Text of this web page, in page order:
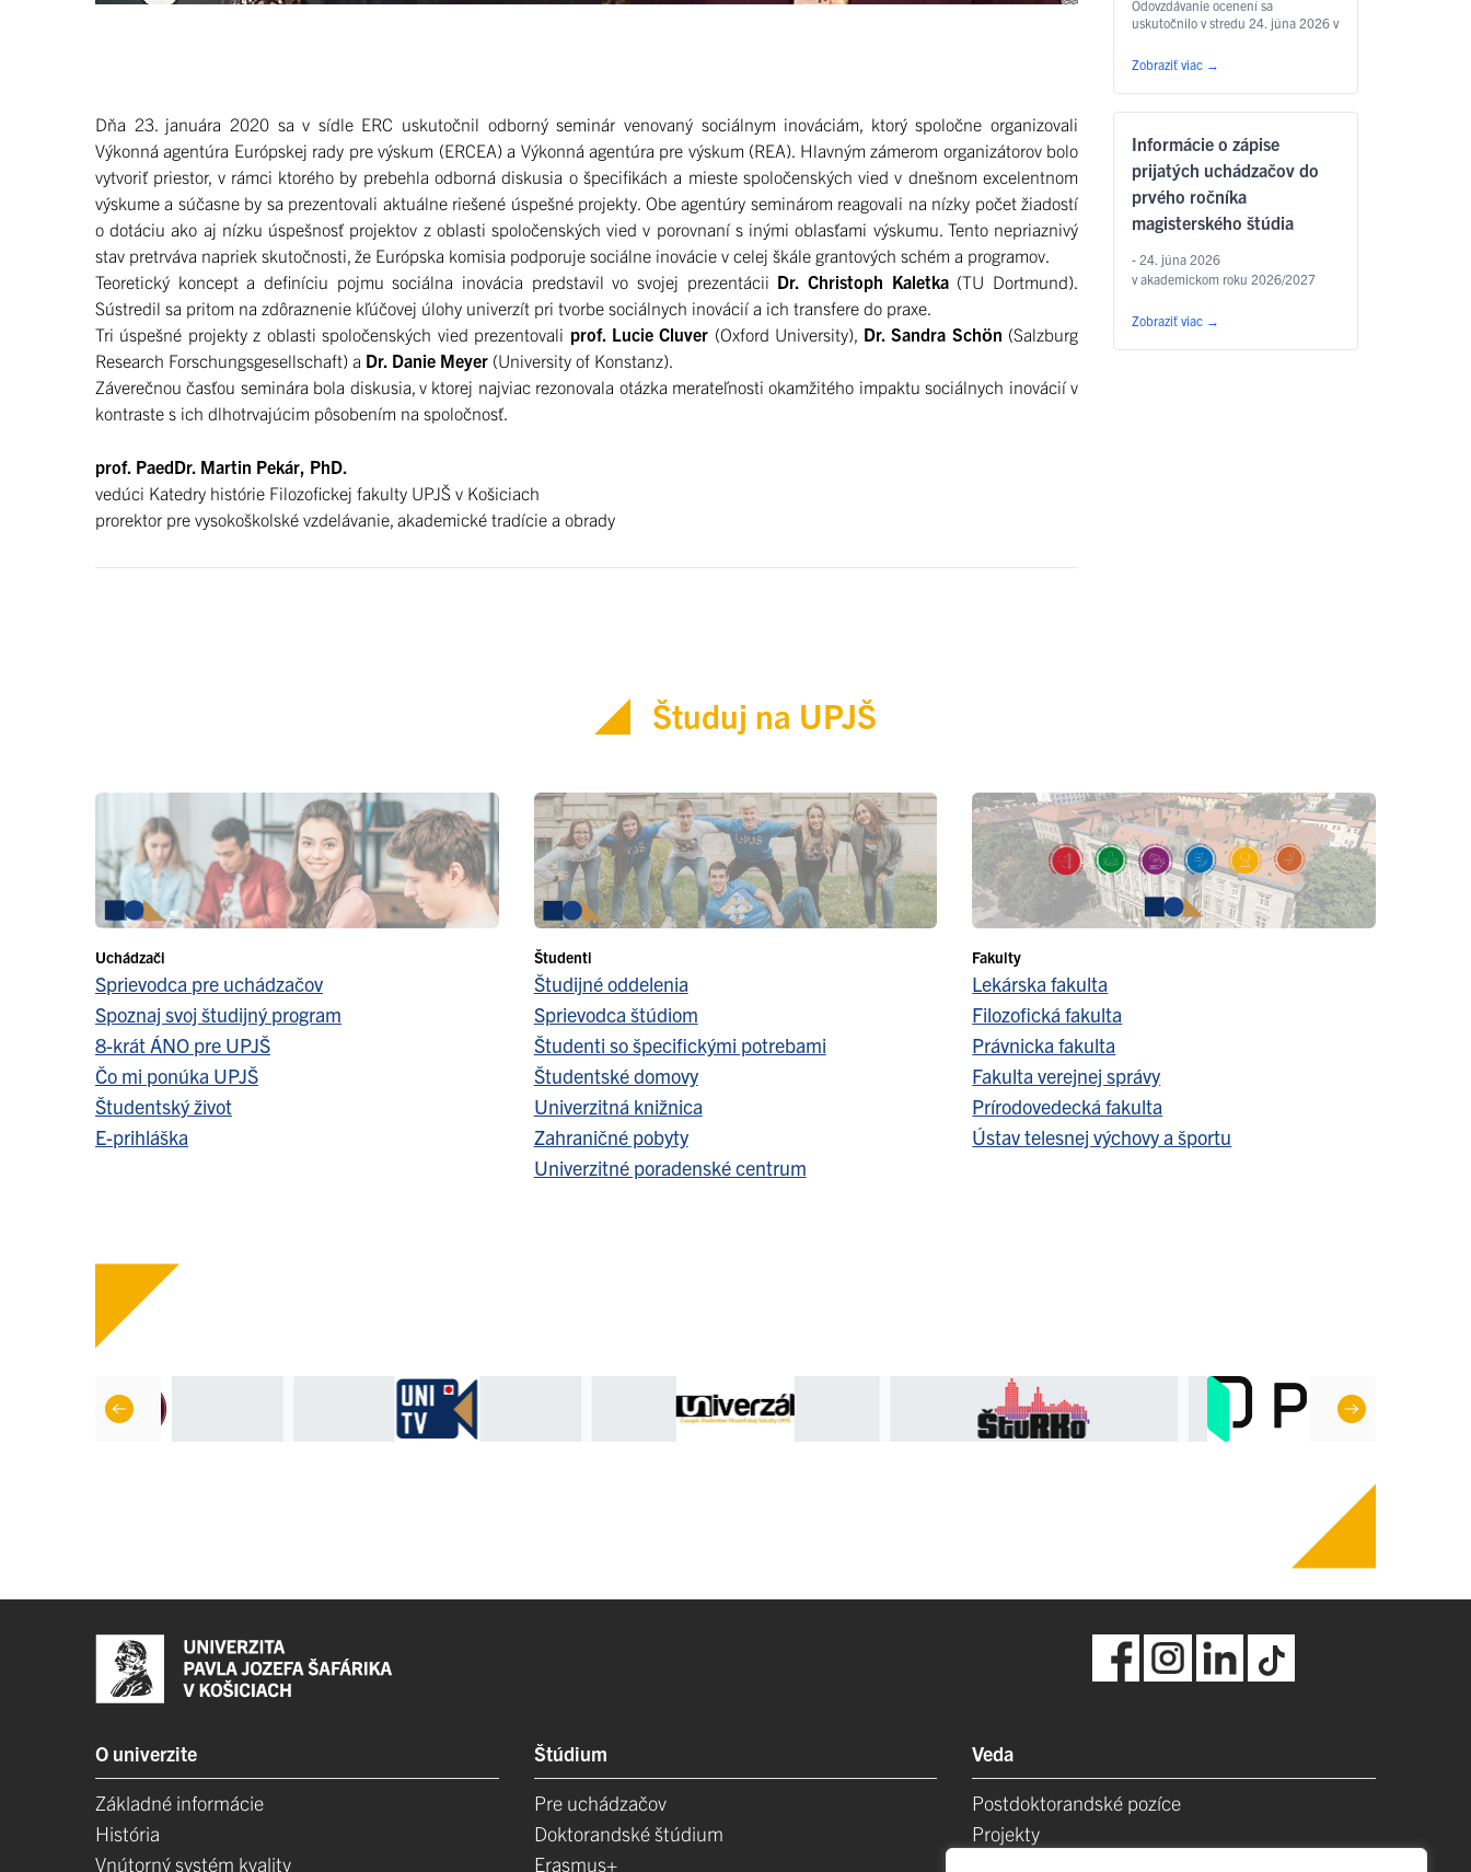
Dňa 23. januára 2020 sa v sídle ERC uskutočnil odborný seminár venovaný sociálnym inováciám, ktorý spoločne organizovali
Výkonná agentúra Európskej rady pre výskum (ERCEA) a Výkonná agentúra pre výskum (REA). Hlavným zámerom organizátorov bolo
vytvoriť priestor, v rámci ktorého by prebehla odborná diskusia o špecifikách a mieste spoločenských vied v dnešnom excelentnom
výskume a súčasne by sa prezentovali aktuálne riešené úspešné projekty. Obe agentúry seminárom reagovali na nízky počet žiadostí
o dotáciu ako aj nízku úspešnosť projektov z oblasti spoločenských vied v porovnaní s inými oblasťami výskumu. Tento nepriaznivý
stav pretrváva napriek skutočnosti, že Európska komisia podporuje sociálne inovácie v celej škále grantových schém a programov.
Teoretický koncept a definíciu pojmu sociálna inovácia predstavil vo svojej prezentácii Dr. Christoph Kaletka(TU Dortmund).
Sústredil sa pritom na zdôraznenie kľúčovej úlohy univerzít pri tvorbe sociálnych inovácií a ich transfere do praxe.
Tri úspešné projekty z oblasti spoločenských vied prezentovali prof. Lucie Cluver (Oxford University), Dr. Sandra Schön (Salzburg
Research Forschungsgesellschaft) a Dr. Danie Meyer (University of Konstanz).
Záverečnou časťou seminára bola diskusia, v ktorej najviac rezonovala otázka merateľnosti okamžitého impaktu sociálnych inovácií v
kontraste s ich dlhotrvajúcim pôsobením na spoločnosť.
prof. PaedDr. Martin Pekár, PhD.
vedúci Katedry histórie Filozofickej fakulty UPJŠ v Košiciach
prorektor pre vysokoškolské vzdelávanie, akademické tradície a obrady
Odovzdávanie ocenení sa
uskutočnilo v stredu 24. júna 2026 v
z laureátov je aj
prodekan Filozofickej fakulty UPJŠ
v Košiciach prof. PhDr. Marián
Andričík, PhD., ktorý dostal Cenu
v kategórii poézia, a to za prvý
slovenský preklad … Čítať ďalej
Zobraziť viac →
Informácie o zápise
prijatých uchádzačov do
prvého ročníka
magisterského štúdia
- 24. júna 2026
v akademickom roku 2026/2027
Zobraziť viac →
Študuj na UPJŠ
Uchádzači
Sprievodca pre uchádzačov
Spoznaj svoj študijný program
8-krát ÁNO pre UPJŠ
Čo mi ponúka UPJŠ
Študentský život
E-prihláška
Študenti
Študijné oddelenia
Sprievodca štúdiom
Študenti so špecifickými potrebami
Študentské domovy
Univerzitná knižnica
Zahraničné pobyty
Univerzitné poradenské centrum
Fakulty
Lekárska fakulta
Filozofická fakulta
Právnicka fakulta
Fakulta verejnej správy
Prírodovedecká fakulta
Ústav telesnej výchovy a športu
O univerzite
Základné informácie
História
Vnútorný systém kvality
Štúdium
Pre uchádzačov
Doktorandské štúdium
Erasmus+
Veda
Postdoktorandské pozíce
Projekty